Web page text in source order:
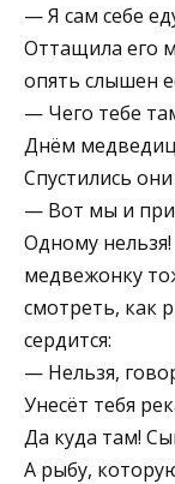
— Я сам себе
Оттащила его
опять слышен
— Чего тебе
Днём
Спустились
— Вот мы и
Одному
медвежонку
смотреть, как
сердится:
— Нельзя,
Унесёт тебя
Да куда там!
А рыбу,